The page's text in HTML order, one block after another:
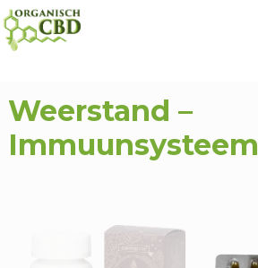
Weerstand –
Immuunsysteem